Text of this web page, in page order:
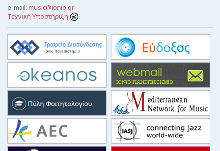
e-mail: music@ionio.gr
Τεχνική Υποστήριξη